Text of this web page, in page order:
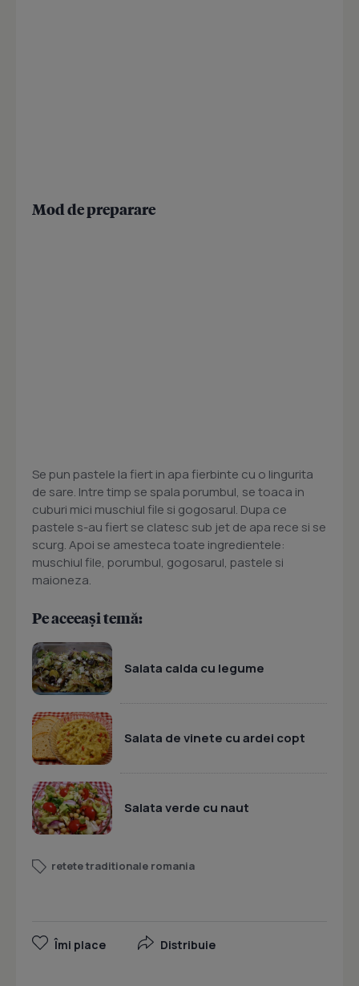
Mod de preparare
Se pun pastele la fiert in apa fierbinte cu o lingurita
de sare. Intre timp se spala porumbul, se toaca in
cuburi mici muschiul file si gogosarul. Dupa ce
pastele s-au fiert se clatesc sub jet de apa rece si se
scurg. Apoi se amesteca toate ingredientele:
muschiul file, porumbul, gogosarul, pastele si
maioneza.
Pe aceeași temă:
Salata calda cu legume
Salata de vinete cu ardei copt
Salata verde cu naut
retete traditionale romania
Îmi place Distribuie